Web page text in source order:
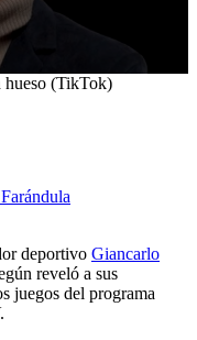
hueso (TikTok)
deportivo Giancarlo
reveló a sus
juegos del programa